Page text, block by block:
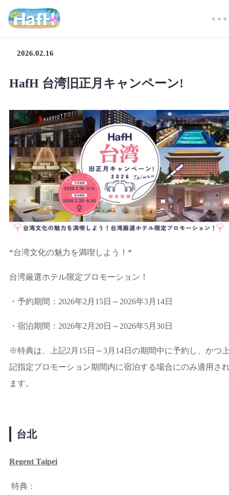
2026.02.16
HafH 台湾旧正月キャンペーン!
*台湾文化の魅力を満喫しよう！*
台湾厳選ホテル限定プロモーション！
・予約期間：2026年2月15日～2026年3月14日
・宿泊期間：2026年2月20日～2026年5月30日
※特典は、上記2月15日～3月14日の期間中に予約し、かつ
記指定プロモーション期間内に宿泊する場合にのみ適用さ
ます。
台北
Regent Taipei
特典：